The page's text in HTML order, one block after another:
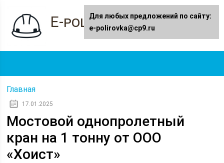
E-polirovka.ru
Главная
17.01.2025
Мостовой однопролетный
кран на 1 тонну от ООО
«Хоист»
Для любых предложений по сайту:
e-polirovka@cp9.ru